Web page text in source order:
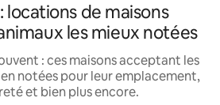
locations de maisons
les mieux notées
: ces maisons acceptant les
notées pour leur emplacement,
et bien plus encore.